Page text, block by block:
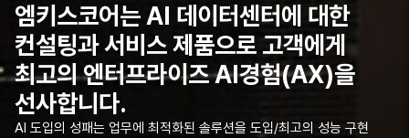
엠키 스코어는AI 데 이 터센터에 대한
컨설팅과서비 스제 품으로고객에 게
최고의엔터프라이즈AI경험(AX)을
선사합니 다.
AI 도입의 성패는 업무에 최적화된 솔루션을 도입/최고의 성능 구현